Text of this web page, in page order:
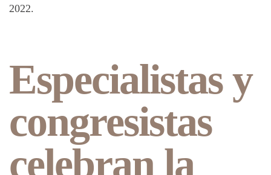
2022.
Especialistas y
congresistas
celebran la